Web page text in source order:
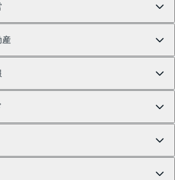
ンの購入
入
査定
定
産
マンション L`GENTE（ルジェン